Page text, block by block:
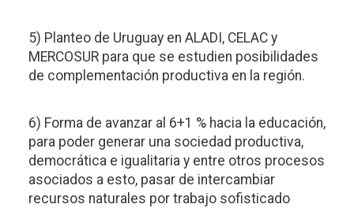
5) Planteo de Uruguay en ALADI, CELAC y
MERCOSUR para que se estudien posibilidades
de complementación productiva en la región.
6) Forma de avanzar al 6+1 % hacia la educación,
para poder generar una sociedad productiva,
democrática e igualitaria y entre otros procesos
asociados a esto, pasar de intercambiar
recursos naturales por trabajo sofisticado